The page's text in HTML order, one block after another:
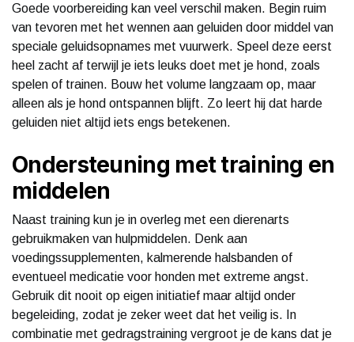
Goede voorbereiding kan veel verschil maken. Begin ruim
van tevoren met het wennen aan geluiden door middel van
speciale geluidsopnames met vuurwerk. Speel deze eerst
heel zacht af terwijl je iets leuks doet met je hond, zoals
spelen of trainen. Bouw het volume langzaam op, maar
alleen als je hond ontspannen blijft. Zo leert hij dat harde
geluiden niet altijd iets engs betekenen.
Ondersteuning met training en
middelen
Naast training kun je in overleg met een dierenarts
gebruikmaken van hulpmiddelen. Denk aan
voedingssupplementen, kalmerende halsbanden of
eventueel medicatie voor honden met extreme angst.
Gebruik dit nooit op eigen initiatief maar altijd onder
begeleiding, zodat je zeker weet dat het veilig is. In
combinatie met gedragstraining vergroot je de kans dat je